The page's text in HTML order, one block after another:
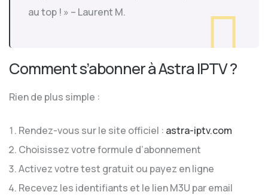
au top ! » – Laurent M.
Comment s’abonner à Astra IPTV ?
Rien de plus simple :
Rendez-vous sur le site officiel : astra-iptv.com
Choisissez votre formule d’abonnement
Activez votre test gratuit ou payez en ligne
Recevez les identifiants et le lien M3U par email